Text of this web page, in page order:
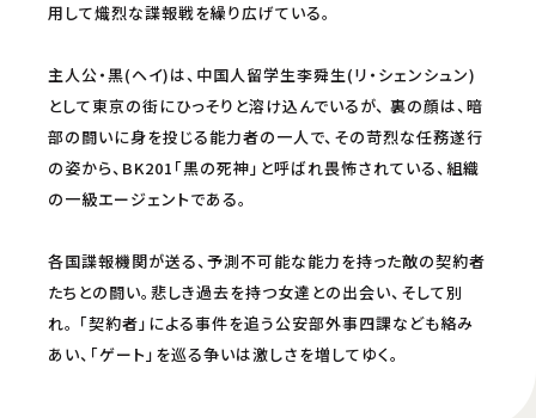
用して熾烈な諜報戦を繰り広げている。
主人公・黒(ヘイ)は、中国人留学生李舜生(リ・シェンシュン)
として東京の街にひっそりと溶け込んでいるが、 裏の顔は、暗
部の闘いに身を投じる能力者の一人で、その苛烈な任務遂行
の姿から、BK201「黒の死神」と呼ばれ畏怖されている、組織
の一級エージェントである。
各国諜報機関が送る、予測不可能な能力を持った敵の契約者
たちとの闘い。悲しき過去を持つ女達との出会い、そして別
れ。 「契約者」による事件を追う公安部外事四課なども絡み
あい、「ゲート」を巡る争いは激しさを増してゆく。